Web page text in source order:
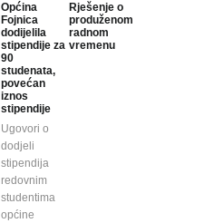
Općina
Fojnica
dodijelila
stipendije za
90
studenata,
povećan
iznos
stipendije
Ugovori o
dodjeli
stipendija
redovnim
studentima
općine
Rješenje o
produženom
radnom
vremenu